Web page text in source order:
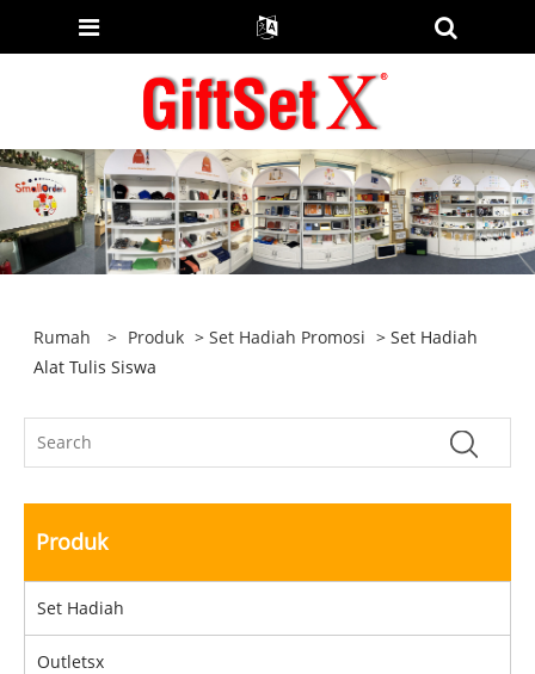
Rumah > Produk >Set Hadiah Promosi > Set Hadiah
Alat Tulis Siswa
Produk
Set Hadiah
Outletsx